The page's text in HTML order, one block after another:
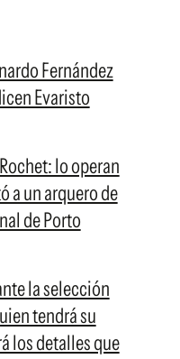
Fernández
Evaristo
lo operan
a un arquero de
de Porto
la selección
tendrá su
los detalles que